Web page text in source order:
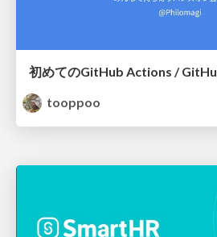
初めてのGitHub Actions /
tooppoo